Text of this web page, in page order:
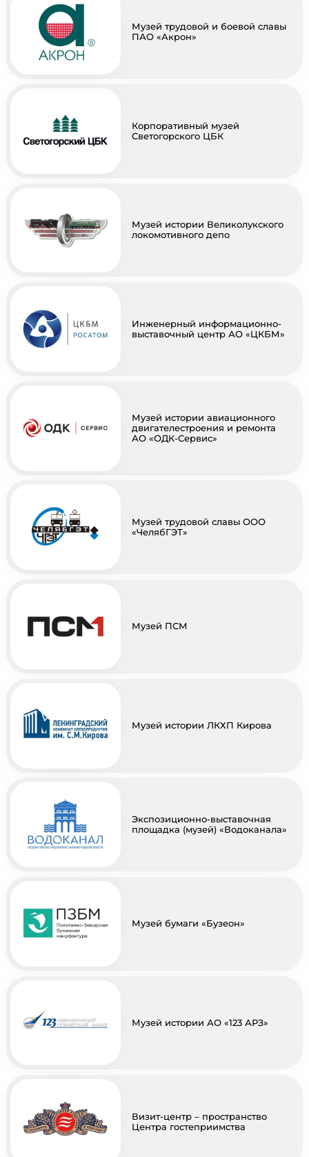
Музей трудовой и боевой славы
ПАО «Акрон»
Корпоративный музей
Светогорского ЦБК
Музей истории Великолукского
локомотивного депо
Инженерный информационно-
выставочный центр АО «ЦКБМ»
Музей истории авиационного
двигателестроения и ремонта
АО «ОДК-Сервис»
Музей трудовой славы ООО
«ЧелябГЭТ»
Музей ПСМ
Музей истории ЛКХП Кирова
Экспозиционно-выставочная
площадка (музей) «Водоканала»
Музей бумаги «Бузеон»
Музей истории АО «123 АРЗ»
Визит-центр – пространство
Центра гостеприимства